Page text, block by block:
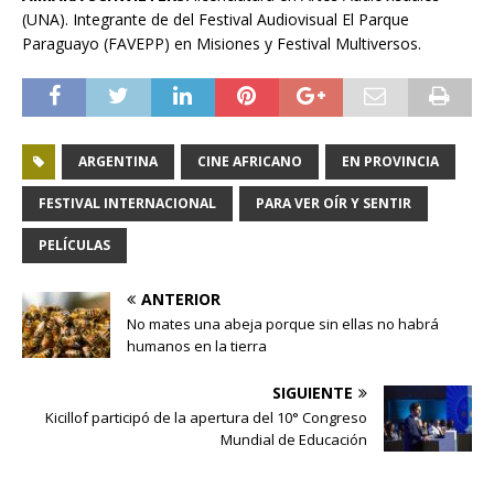
(UNA). Integrante de del Festival Audiovisual El Parque
Paraguayo (FAVEPP) en Misiones y Festival Multiversos.
ARGENTINA CINE AFRICANO EN PROVINCIA
FESTIVAL INTERNACIONAL PARA VER OÍR Y SENTIR
PELÍCULAS
ANTERIOR
No mates una abeja porque sin ellas no habrá
humanos en la tierra
SIGUIENTE
Kicillof participó de la apertura del 10° Congreso
Mundial de Educación